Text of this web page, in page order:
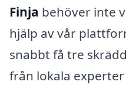
Finja behöver inte
hjälp av vår
snabbt få tre
från lokala